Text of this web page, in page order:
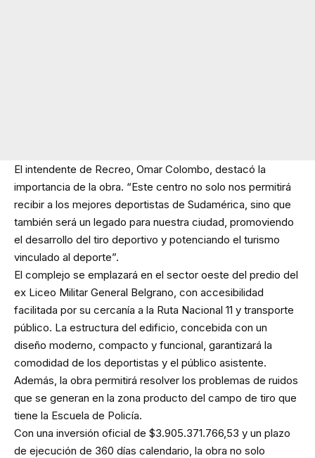
El intendente de Recreo, Omar Colombo, destacó la
importancia de la obra. “Este centro no solo nos permitirá
recibir a los mejores deportistas de Sudamérica, sino que
también será un legado para nuestra ciudad, promoviendo
el desarrollo del tiro deportivo y potenciando el turismo
vinculado al deporte”.
El complejo se emplazará en el sector oeste del predio del
ex Liceo Militar General Belgrano, con accesibilidad
facilitada por su cercanía a la Ruta Nacional 11 y transporte
público. La estructura del edificio, concebida con un
diseño moderno, compacto y funcional, garantizará la
comodidad de los deportistas y el público asistente.
Además, la obra permitirá resolver los problemas de ruidos
que se generan en la zona producto del campo de tiro que
tiene la Escuela de Policía.
Con una inversión oficial de $3.905.371.766,53 y un plazo
de ejecución de 360 días calendario, la obra no solo